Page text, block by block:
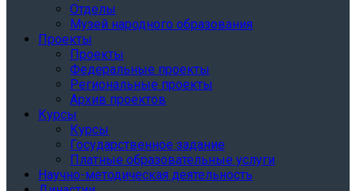
Отделы
Музей народного образования
Проекты
Проекты
Федеральные проекты
Региональные проекты
Архив проектов
Курсы
Курсы
Государственное задание
Платные образовательные услуги
Научно-методическая деятельность